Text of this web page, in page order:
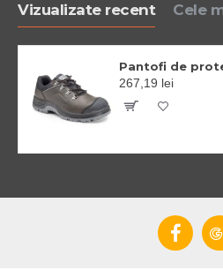
Vizualizate recent Cele
267,19 lei